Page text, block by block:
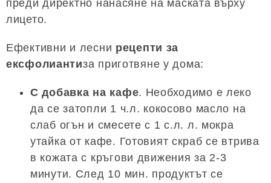
преди директно нанасяне на маската върху
лицето.
Ефективни и лесни рецепти за
ексфолиантиза приготвяне у дома:
С добавка на кафе. Необходимо е леко
да се затопли 1 ч.л. кокосово масло на
слаб огън и смесете с 1 с.л. л. мокра
утайка от кафе. Готовият скраб се втрива
в кожата с кръгови движения за 2-3
минути. След 10 мин. продуктът се